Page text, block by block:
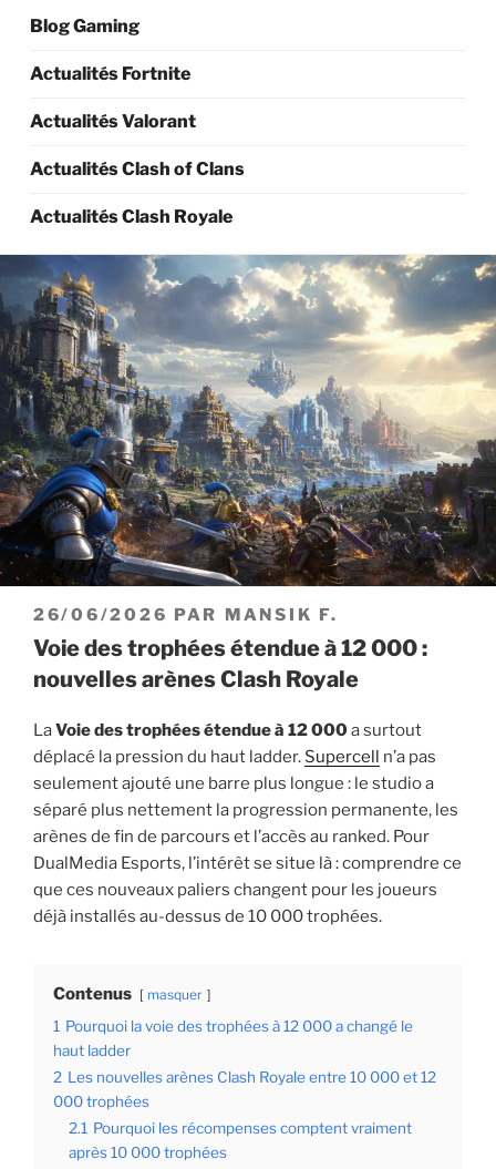
Blog Gaming
Actualités Fortnite
Actualités Valorant
Actualités Clash of Clans
Actualités Clash Royale
PUBLIÉ
LE
26/06/2026 PAR MANSIK F.
Voie des trophées étendue à 12 000 :
nouvelles arènes Clash Royale
LaVoie des trophées étendue à 12 000a surtout
déplacé la pression du haut ladder. Supercell n’a pas
seulement ajouté une barre plus longue : le studio a
séparé plus nettement la progression permanente, les
arènes de fin de parcours et l’accès au ranked. Pour
DualMedia Esports, l’intérêt se situe là : comprendre ce
que ces nouveaux paliers changent pour les joueurs
déjà installés au-dessus de 10 000 trophées.
Contenus masquer
1 Pourquoi la voie des trophées à 12 000 a changé le
haut ladder
2 Les nouvelles arènes Clash Royale entre 10 000 et 12
000 trophées
2.1 Pourquoi les récompenses comptent vraiment
après 10 000 trophées